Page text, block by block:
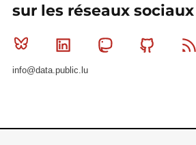
sur les réseaux sociaux
Bluesky Linkedin MastodonGithub
info@data.public.lu